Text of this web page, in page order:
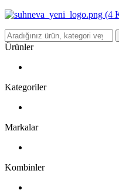
Ürünler
Kategoriler
Markalar
Kombinler